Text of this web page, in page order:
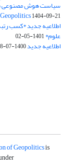
سیاست هوش مصنوعی
1404-09-21
اطلاعیه جدید *کسب
علوم*1401-05-02
اطلاعیه جدید1400-07-08
of Geopoliticsis